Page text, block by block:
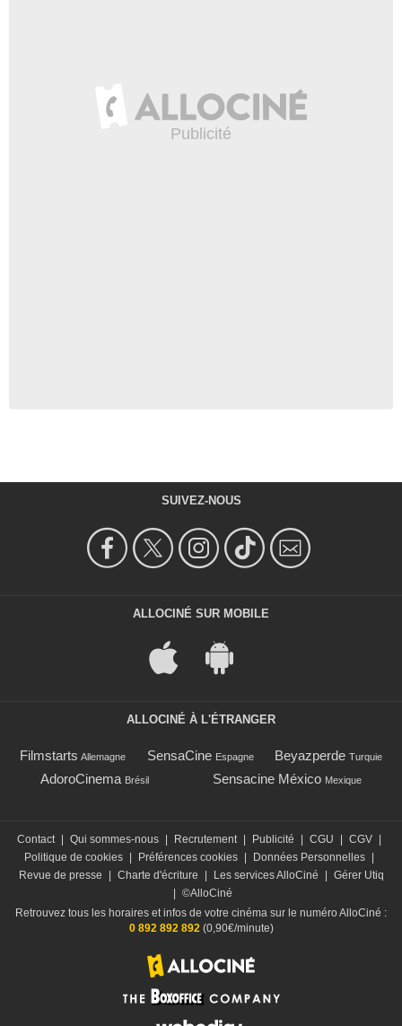
SUIVEZ-NOUS
ALLOCINÉ SUR MOBILE
ALLOCINÉ À L'ÉTRANGER
Filmstarts Allemagne SensaCine Espagne Beyazperde Turquie
AdoroCinema Brésil Sensacine México Mexique
Contact Qui sommes-nous Recrutement Publicité CGU CGV
Politique de cookies
Préférences cookies Données Personnelles
Revue de presse
Charte d'écriture Les services AlloCiné
Gérer Utiq
©AlloCiné
Retrouvez tous les horaires et infos de votre cinéma sur le numéro AlloCiné :
0 892 892 892(0,90€/minute)